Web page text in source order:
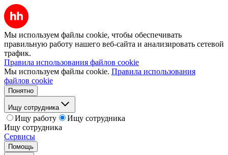
Мы используем файлы cookie, чтобы обеспечивать
правильную работу нашего веб-сайта и анализировать сетевой
трафик.
Правила использования файлов cookie
Мы используем файлы cookie. Правила использования
файлов cookie
Понятно
Ищу сотрудника
Ищу работу
Ищу сотрудника
Ищу сотрудника
Сервисы
Помощь